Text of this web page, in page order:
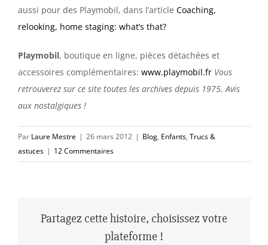
aussi pour des Playmobil, dans l’article Coaching,
relooking, home staging: what’s that?
Playmobil, boutique en ligne, pièces détachées et
accessoires complémentaires: www.playmobil.fr Vous
retrouverez sur ce site toutes les archives depuis 1975. Avis
aux nostalgiques !
Par Laure Mestre | 26 mars 2012 | Blog, Enfants, Trucs &
astuces | 12 Commentaires
Partagez cette histoire, choisissez votre
plateforme !